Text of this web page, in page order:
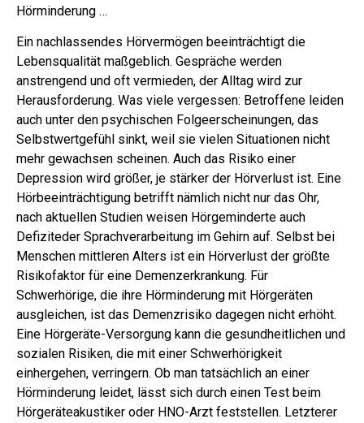
Hörminderung …
Ein nachlassendes Hörvermögen beeinträchtigt die
Lebensqualität maßgeblich. Gespräche werden
anstrengend und oft vermieden, der Alltag wird zur
Herausforderung. Was viele vergessen: Betroffene leiden
auch unter den psychischen Folgeerscheinungen, das
Selbstwertgefühl sinkt, weil sie vielen Situationen nicht
mehr gewachsen scheinen. Auch das Risiko einer
Depression wird größer, je stärker der Hörverlust ist. Eine
Hörbeeinträchtigung betrifft nämlich nicht nur das Ohr,
nach aktuellen Studien weisen Hörgeminderte auch
Defiziteder Sprachverarbeitung im Gehirn auf. Selbst bei
Menschen mittleren Alters ist ein Hörverlust der größte
Risikofaktor für eine Demenzerkrankung. Für
Schwerhörige, die ihre Hörminderung mit Hörgeräten
ausgleichen, ist das Demenzrisiko dagegen nicht erhöht.
Eine Hörgeräte-Versorgung kann die gesundheitlichen und
sozialen Risiken, die mit einer Schwerhörigkeit
einhergehen, verringern. Ob man tatsächlich an einer
Hörminderung leidet, lässt sich durch einen Test beim
Hörgeräteakustiker oder HNO-Arzt feststellen. Letzterer